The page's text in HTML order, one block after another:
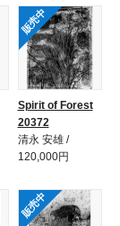
販売中
Spirit of Forest
20372
清永 安雄 /
120,000円
販売中